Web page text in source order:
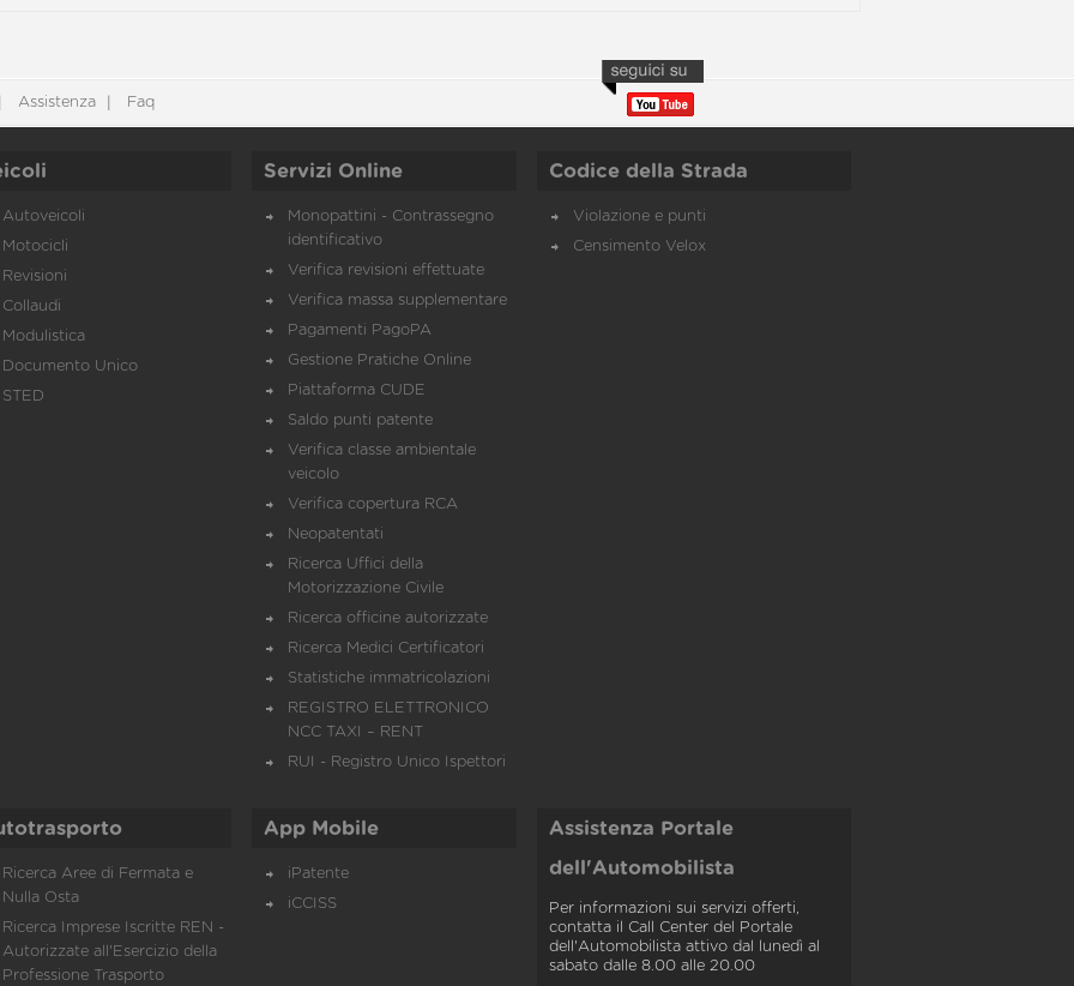
Assistenza Faq
Autoveicoli
Motocicli
Revisioni
Collaudi
Modulistica
Documento Unico
STED
Servizi Online
Monopattini - Contrassegno
identificativo
Verifica revisioni effettuate
Verifica massa supplementare
Pagamenti PagoPA
Gestione Pratiche Online
Piattaforma CUDE
Saldo punti patente
Verifica classe ambientale
veicolo
Verifica copertura RCA
Neopatentati
Ricerca Uffici della
Motorizzazione Civile
Ricerca officine autorizzate
Ricerca Medici Certificatori
Statistiche immatricolazioni
REGISTRO ELETTRONICO
NCC TAXI – RENT
RUI - Registro Unico Ispettori
Codice della Strada
Violazione e punti
Censimento Velox
Ricerca Aree di Fermata e
Nulla Osta
Ricerca Imprese Iscritte REN -
Autorizzate all'Esercizio della
Professione Trasporto
App Mobile
iPatente
iCCISS
Assistenza Portale
dell'Automobilista
Per informazioni sui servizi offerti,
contatta il Call Center del Portale
dell'Automobilista attivo dal lunedì al
sabato dalle 8.00 alle 20.00